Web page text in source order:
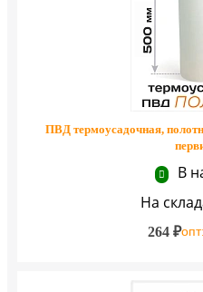
ПВД термоусадочная,
В
На
264 ₽опт: